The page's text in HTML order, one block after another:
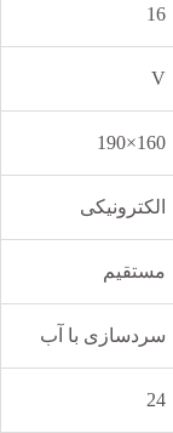
16
V
160×190
الکترونیکی
مستقیم
سردسازی با آب
24